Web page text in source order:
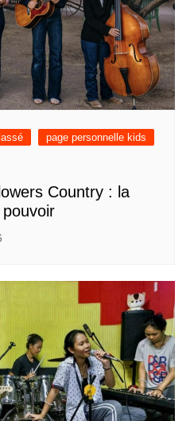
page personnelle kids
Country : la